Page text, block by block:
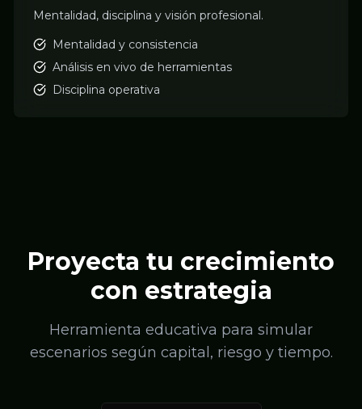
Mentalidad, disciplina y visión profesional.
Mentalidad y consistencia
Análisis en vivo de herramientas
Disciplina operativa
Proyecta tu crecimiento
con estrategia
Herramienta educativa para simular
escenarios según capital, riesgo y tiempo.